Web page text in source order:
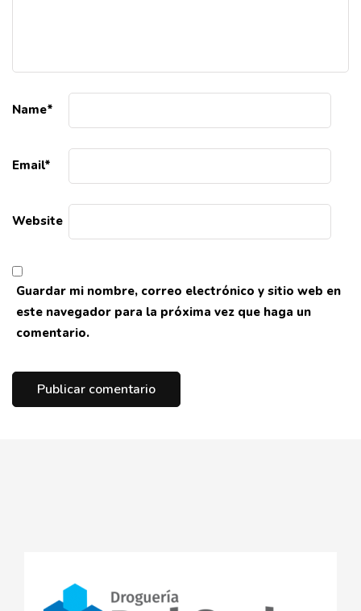
Name*
Email*
Website
Guardar mi nombre, correo electrónico y sitio web en
este navegador para la próxima vez que haga un
comentario.